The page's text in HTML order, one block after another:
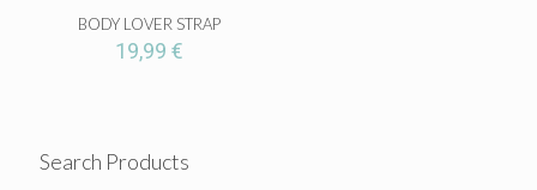
BODY LOVER STRAP
19,99€
Search Products